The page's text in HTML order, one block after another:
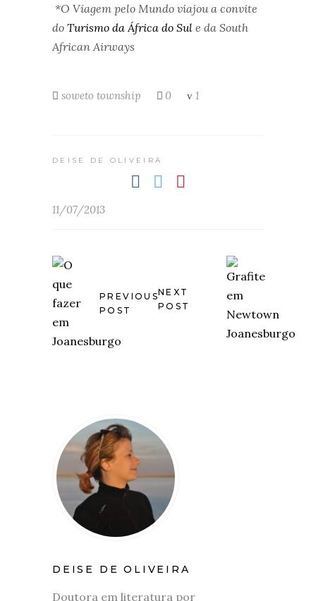
*O Viagem pelo Mundo viajou a convite
do Turismo da África do Sul e da South
African Airways
soweto township 0 1
DEISE DE OLIVEIRA
11/07/2013
PREVIOUS
POST
NEXT
POST
DEISE DE OLIVEIRA
Doutora em literatura por